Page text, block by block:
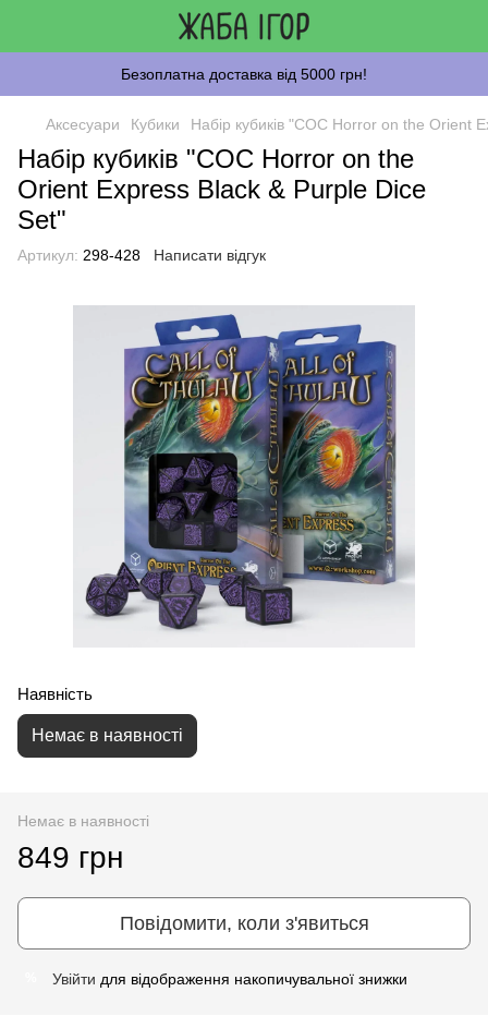
Безоплатна доставка від 5000 грн!
Аксесуари Кубики Набір кубиків "COC Horror on the Orient
Набір кубиків "COC Horror on the
Orient Express Black & Purple Dice
Set"
Артикул: 298-428 Написати відгук
Наявність
Немає в наявності
Немає в наявності
849 грн
Повідомити, коли з'явиться
Увійти для відображення накопичувальної знижки